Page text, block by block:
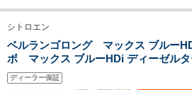
シトロエン
ベルランゴロング マックス ブルー
ボ マックス ブルーHDi ディーゼルタ
ラレコ付 正規認定中古車 保証整備付
軽減ブレーキ 障害物ソナー 車線逸脱
ディーラー保証